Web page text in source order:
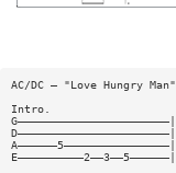
AC/DC — "Love Hungry Man"
Intro.
G———————————————————————|
D———————————————————————|
A——————5————————————————|
E——————————2——3——5——————|